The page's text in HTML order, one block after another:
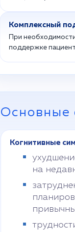
Комплексный
При
поддержке
Основные
Когнитивные
на